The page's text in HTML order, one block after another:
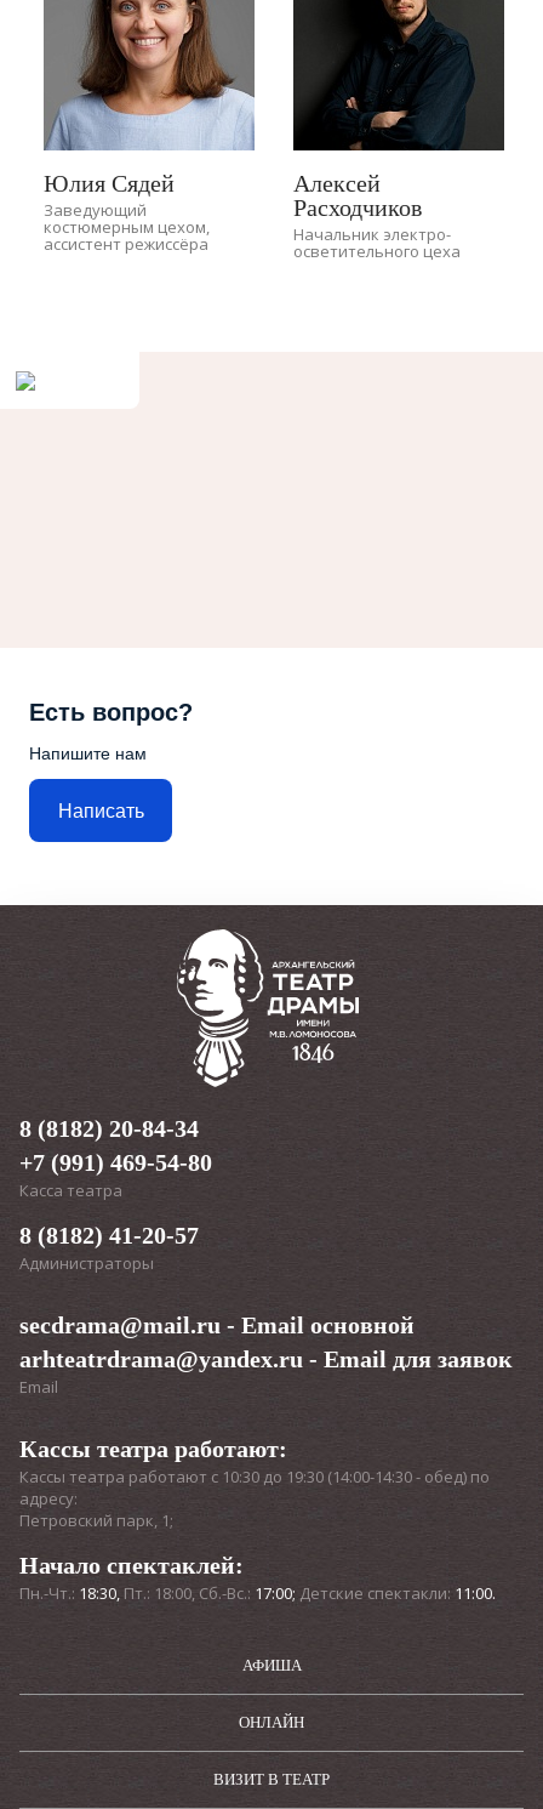
Юлия Сядей
Заведующий
костюмерным цехом,
ассистент режиссёра
Алексей
Расходчиков
Начальник электро-
осветительного цеха
Есть вопрос?
Напишите нам
Написать
АФИША
ОНЛАЙН
ВИЗИТ В ТЕАТР
8 (8182) 20-84-34
+7 (991) 469-54-80
Касса театра
8 (8182) 41-20-57
Администраторы
secdrama@mail.ru - Email основной
arhteatrdrama@yandex.ru - Email для заявок
Email
Кассы театра работают:
Кассы театра работают с 10:30 до 19:30 (14:00-14:30 - обед) по
адресу:
Петровский парк, 1;
Начало спектаклей:
Пн.-Чт.: 18:30, Пт.: 18:00, Сб.-Вс.: 17:00; Детские спектакли: 11:00.